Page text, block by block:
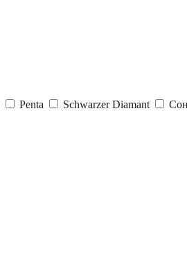
Penta Schwarzer Diamant